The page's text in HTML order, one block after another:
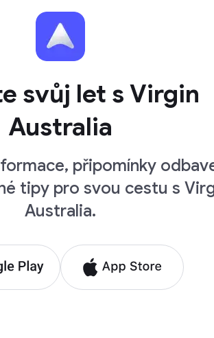
svůj let s Virgin
Australia
připomínky
tipy pro svou cestu s
Australia.